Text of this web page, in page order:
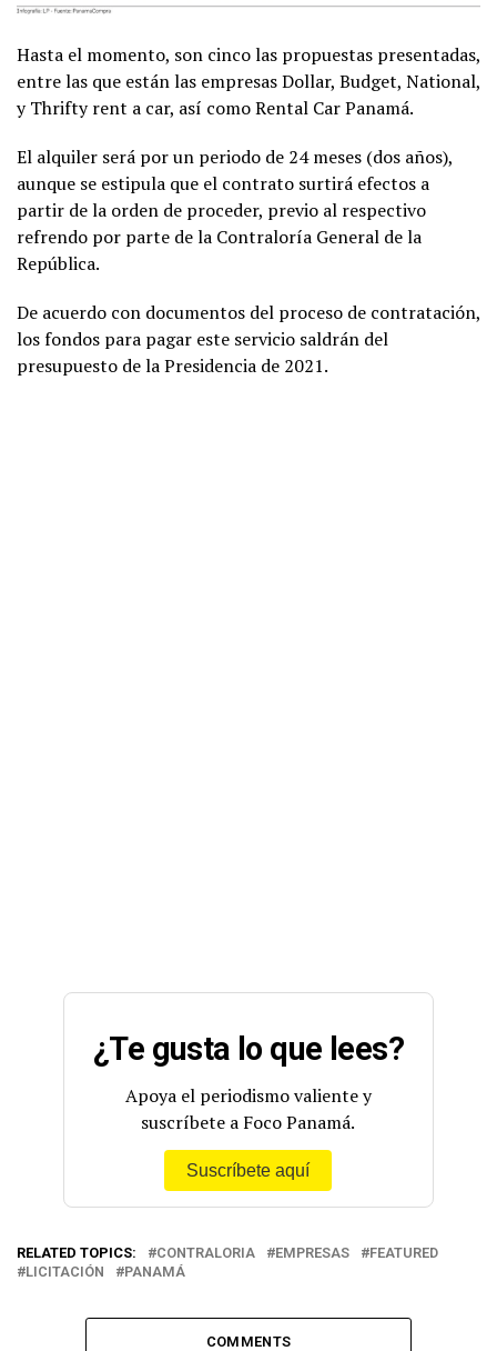
Hasta el momento, son cinco las propuestas presentadas,
entre las que están las empresas Dollar, Budget, National,
y Thrifty rent a car, así como Rental Car Panamá.
El alquiler será por un periodo de 24 meses (dos años),
aunque se estipula que el contrato surtirá efectos a
partir de la orden de proceder, previo al respectivo
refrendo por parte de la Contraloría General de la
República.
De acuerdo con documentos del proceso de contratación,
los fondos para pagar este servicio saldrán del
presupuesto de la Presidencia de 2021.
¿Te gusta lo que lees?
Apoya el periodismo valiente y
suscríbete a Foco Panamá.
Suscríbete aquí
RELATED TOPICS: CONTRALORIA EMPRESAS
FEATURED
LICITACIÓN
PANAMÁ
COMMENTS